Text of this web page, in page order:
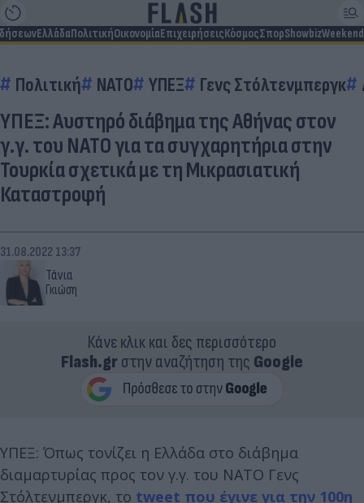
ΕλλάδαΠολιτικήΟικονομίαΕπιχειρήσειςΚόσμοςΣπορShowbizWeekend
Πολιτική ΝΑΤΟ ΥΠΕΞ Γενς Στόλτενμπεργκ
ΥΠΕΞ: Αυστηρό διάβημα της Αθήνας στον
γ.γ. του ΝΑΤΟ για τα συγχαρητήρια στην
Τουρκία σχετικά με τη Μικρασιατική
Καταστροφή
Τάνια
Γκιώση
31.08.2022 13:37
Κάνε κλικ και δες περισσότερο
Flash.grστην αναζήτηση της Google
ΥΠΕΞ: Όπως τονίζει η Ελλάδα στο διάβημα
διαμαρτυρίας προς τον γ.γ. του ΝΑΤΟ Γενς
Στόλτενμπεργκ, το tweet που έγινε για την 100η